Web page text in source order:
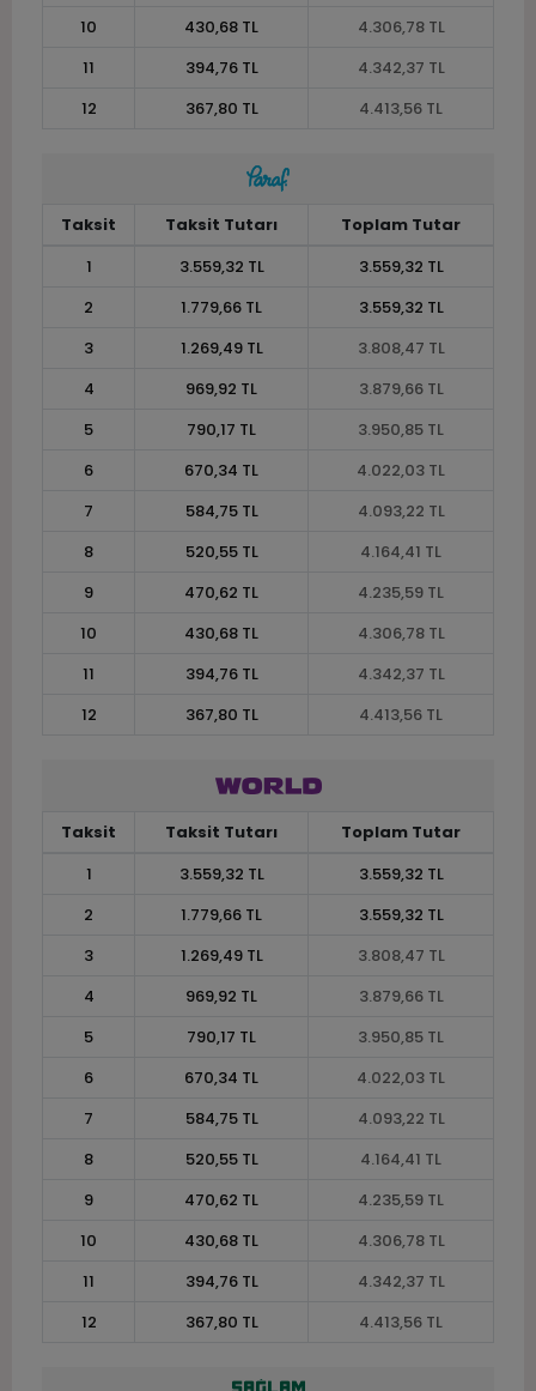
10
430,68 TL
4.306,78 TL
11
394,76 TL
4.342,37 TL
12
367,80 TL 4.413,56 TL
Taksit Taksit Tutarı
Toplam Tutar
1
3.559,32 TL
3.559,32 TL
2
1.779,66 TL
3.559,32 TL
3
1.269,49 TL
3.808,47 TL
4
969,92 TL
3.879,66 TL
5
790,17 TL
3.950,85 TL
6
670,34 TL
4.022,03 TL
7
584,75 TL
4.093,22 TL
8
520,55 TL
4.164,41 TL
9
470,62 TL
4.235,59 TL
10
430,68 TL
4.306,78 TL
11
394,76 TL
4.342,37 TL
12
367,80 TL 4.413,56 TL
Taksit Taksit Tutarı
Toplam Tutar
1
3.559,32 TL
3.559,32 TL
2
1.779,66 TL
3.559,32 TL
3
1.269,49 TL
3.808,47 TL
4
969,92 TL
3.879,66 TL
5
790,17 TL
3.950,85 TL
6
670,34 TL
4.022,03 TL
7
584,75 TL
4.093,22 TL
8
520,55 TL
4.164,41 TL
9
470,62 TL
4.235,59 TL
10
430,68 TL
4.306,78 TL
11
394,76 TL
4.342,37 TL
12
367,80 TL 4.413,56 TL